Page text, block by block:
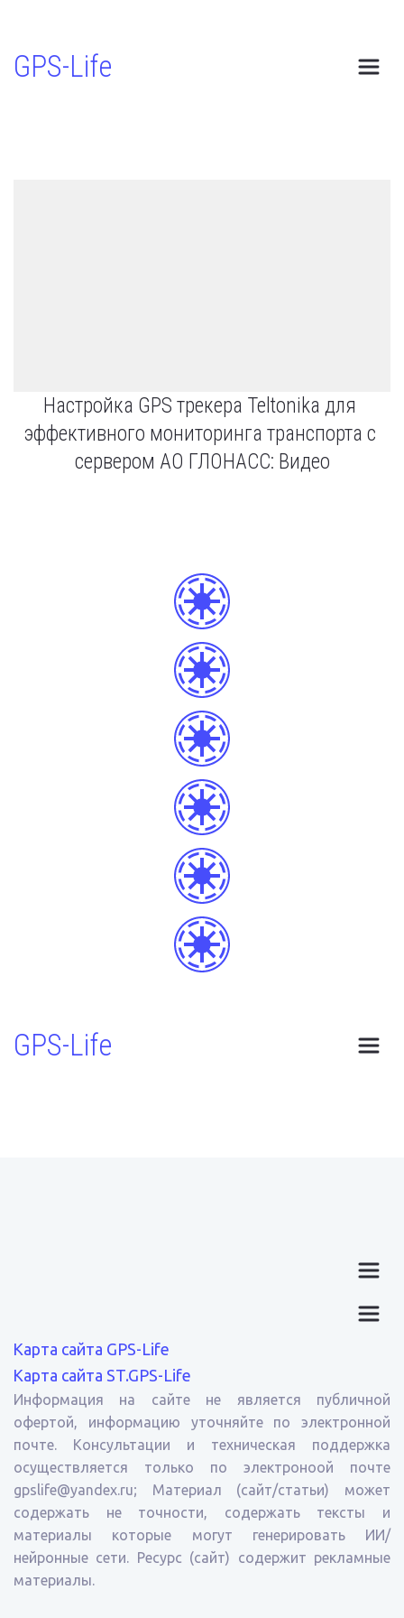
GPS-Life
Настройка GPS трекера Teltonika для
эффективного мониторинга транспорта с
сервером АО ГЛОНАСС: Видео
GPS-Life
Карта сайта GPS-Life
Карта сайта ST.GPS-Life
Информация на сайте не является публичной
офертой, информацию уточняйте по электронной
почте. Консультации и техническая поддержка
осуществляется только по электроноой почте
gpslife@yandex.ru; Материал (сайт/статьи) может
содержать не точности, содержать тексты и
материалы которые могут генерировать ИИ/
нейронные сети. Ресурс (сайт) содержит рекламные
материалы.